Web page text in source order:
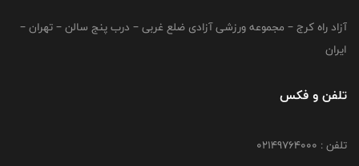
آزاد راه کرج – مجموعه ورزشی آزادی ضلع غربی – درب پنج سالن – تهران –
ایران
تلفن و فکس
تلفن : 02149764000